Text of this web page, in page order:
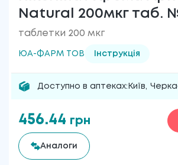
Natural 200мкг таб.
таблетки 200 мкг
ЮА-ФАРМ ТОВ Інструкція
Доступно в аптеках: Київ,
456.44 грн
Аналоги